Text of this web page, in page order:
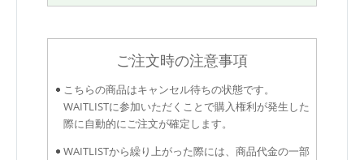
ご注文時の注意事項
こちらの商品はキャンセル待ちの状態です。
WAITLISTに参加いただくことで購入権利が発生した
際に自動的にご注文が確定します。
WAITLISTから繰り上がった際には、商品代金の一部